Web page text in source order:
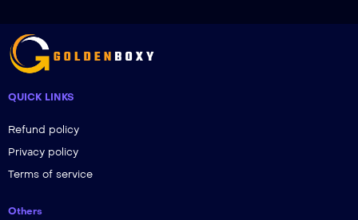
QUICK LINKS
Refund policy
Privacy policy
Terms of service
Others